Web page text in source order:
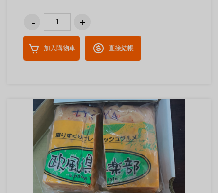
加入購物車 直接結帳